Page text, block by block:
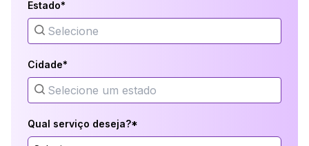
Estado*
Cidade*
Qual serviço deseja?*